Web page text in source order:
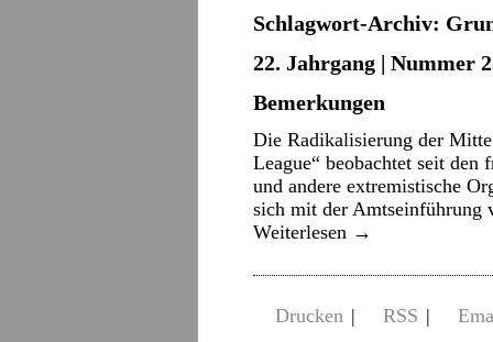
Schlagwort-Archiv:
22. Jahrgang | Nummer
Bemerkungen
Die Radikalisierung der
League“ beobachtet seit
und andere extremistische
sich mit der Amtseinführung
Weiterlesen →
Drucken | RSS |